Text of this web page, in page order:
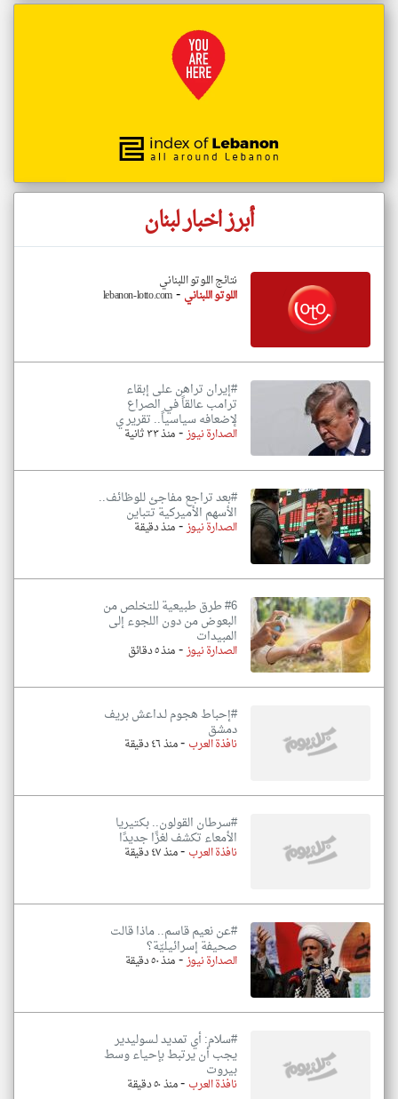
أبرز اخبار لبنان
نتائج اللوتو اللبناني
اللوتو اللبناني -
lebanon-lotto.com
#إيران تراهن على إبقاء
ترامب عالقاً في الصراع
لإضعافه سياسياً.. تقرير ي
الصدارة نيوز-منذ ٣٣ ثانية
#بعد تراجع مفاجئ للوظائف..
الأسهم الأميركية تتباين
الصدارة نيوز-منذ دقيقة
#6 طرق طبيعية للتخلص من
البعوض من دون اللجوء إلى
المبيدات
الصدارة نيوز-منذ ٥ دقائق
#إحباط هجوم لـداعش بريف
دمشق
نافذة العرب -منذ ٤٦ دقيقة
#سرطان القولون.. بكتيريا
الأمعاء تكشف لغزًا جديدًا
نافذة العرب -منذ ٤٧ دقيقة
#عن نعيم قاسم.. ماذا قالت
صحيفة إسرائيليّة؟
الصدارة نيوز-منذ ٥٠ دقيقة
#سلام: أي تمديد لـسوليدير
يجب أن يرتبط بإحياء وسط
بيروت
نافذة العرب -منذ ٥٠ دقيقة